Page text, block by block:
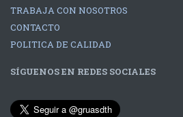
TRABAJA CON NOSOTROS
CONTACTO
POLITICA DE CALIDAD
SÍGUENOS EN REDES SOCIALES